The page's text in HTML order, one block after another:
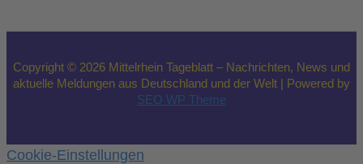
Copyright © 2026 Mittelrhein Tageblatt – Nachrichten, News und
aktuelle Meldungen aus Deutschland und der Welt | Powered by
SEO WP Theme
Cookie-Einstellungen